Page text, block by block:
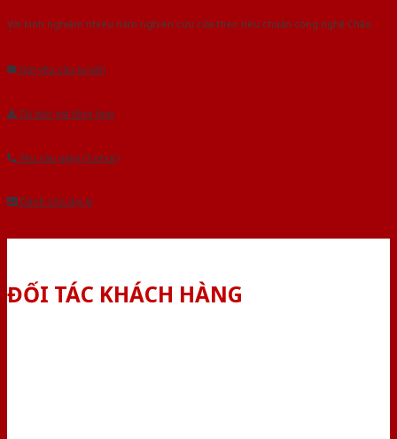
Với kinh nghiệm nhiêu năm nghiên cứu cửa theo tiêu chuẩn công nghệ Châu
Gửi yêu cầu tư vấn
Tải báo giá tổng hợp
Yêu cầu gọi lại (3 phút)
Dành cho đại lý
ĐỐI TÁC KHÁCH HÀNG